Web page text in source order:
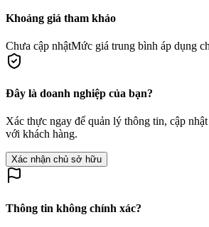
Khoảng giá tham khảo
Chưa cập nhậtMức giá trung bình áp dụng
Đây là doanh nghiệp của bạn?
Xác thực ngay để quản lý thông tin, cập
với khách hàng.
Xác nhận chủ sở hữu
Thông tin không chính xác?